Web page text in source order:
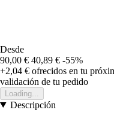
Desde
90,00 € 40,89 € -55%
+2,04 € ofrecidos en tu
validación de tu pedido
Loading...
Descripción